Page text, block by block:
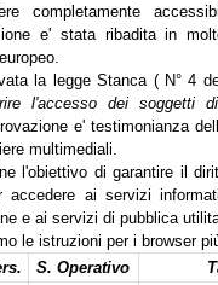
completamente
e' stata ribadita in
la legge Stanca ( N° 4
l'accesso dei soggetti
e' testimonianza
multimediali.
l'obiettivo di garantire il
accedere ai servizi
e ai servizi di pubblica
le istruzioni per i browser
S. Operativo